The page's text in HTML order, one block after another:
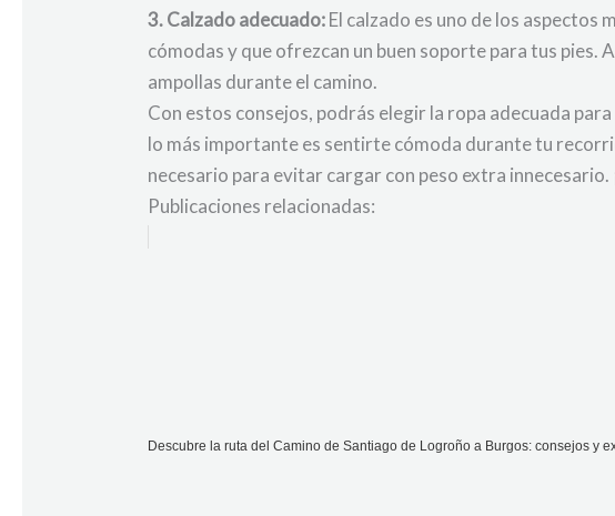
3. Calzado adecuado:El calzado es uno de los
cómodas y que ofrezcan un buen soporte para tus
ampollas durante el camino.
Con estos consejos, podrás elegir la ropa adecuada
lo más importante es sentirte cómoda durante tu
necesario para evitar cargar con peso extra innecesario.
Publicaciones relacionadas:
Descubre la ruta del Camino de Santiago de Logroño a Burgos: consejos y